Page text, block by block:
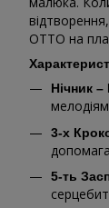
ОТТО на
Нічник
3-х
5-ть